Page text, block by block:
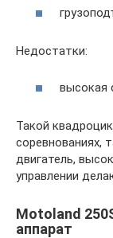
Недостатки:
высокая
Такой
соревнованиях,
двигатель,
управлении
Motoland
аппарат